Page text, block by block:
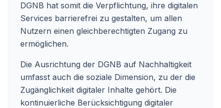
DGNB hat somit die Verpflichtung, ihre digitalen
Services barrierefrei zu gestalten, um allen
Nutzern einen gleichberechtigten Zugang zu
ermöglichen.
Die Ausrichtung der DGNB auf Nachhaltigkeit
umfasst auch die soziale Dimension, zu der die
Zugänglichkeit digitaler Inhalte gehört. Die
kontinuierliche Berücksichtigung digitaler